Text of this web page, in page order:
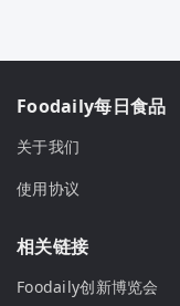
Foodaily每日食品
关于我们
使用协议
相关链接
Foodaily创新博览会